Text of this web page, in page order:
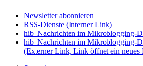
Newsletter abonnieren
RSS-Dienste (Interner Link)
hib_Nachrichten im Mikroblogging-
hib_Nachrichten im Mikroblogging-
(Externer Link, Link öffnet ein neues